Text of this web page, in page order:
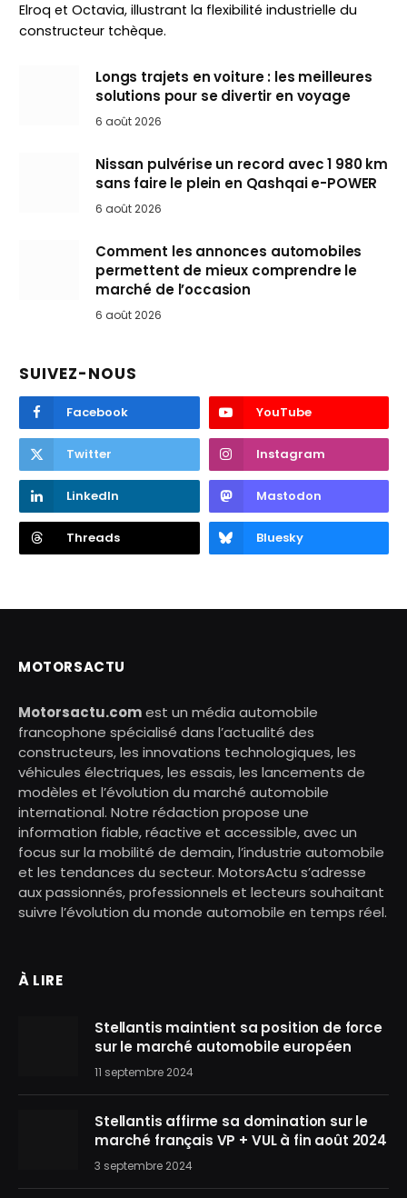
Elroq et Octavia, illustrant la flexibilité industrielle du
constructeur tchèque.
Longs trajets en voiture : les meilleures
solutions pour se divertir en voyage
6 août 2026
Nissan pulvérise un record avec 1 980 km
sans faire le plein en Qashqai e-POWER
6 août 2026
Comment les annonces automobiles
permettent de mieux comprendre le
marché de l’occasion
6 août 2026
SUIVEZ-NOUS
Facebook YouTube
Twitter Instagram
LinkedIn Mastodon
Threads Bluesky
MOTORSACTU
Motorsactu.comest un média automobile
francophone spécialisé dans l’actualité des
constructeurs, les innovations technologiques, les
véhicules électriques, les essais, les lancements de
modèles et l’évolution du marché automobile
international. Notre rédaction propose une
information fiable, réactive et accessible, avec un
focus sur la mobilité de demain, l’industrie automobile
et les tendances du secteur. MotorsActu s’adresse
aux passionnés, professionnels et lecteurs souhaitant
suivre l’évolution du monde automobile en temps réel.
À LIRE
Stellantis maintient sa position de force
sur le marché automobile européen
11 septembre 2024
Stellantis affirme sa domination sur le
marché français VP + VUL à fin août 2024
3 septembre 2024